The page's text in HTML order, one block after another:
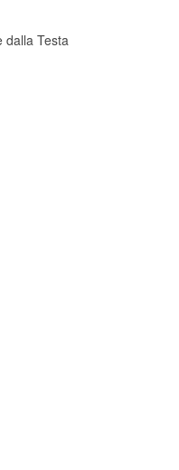
dalla Testa